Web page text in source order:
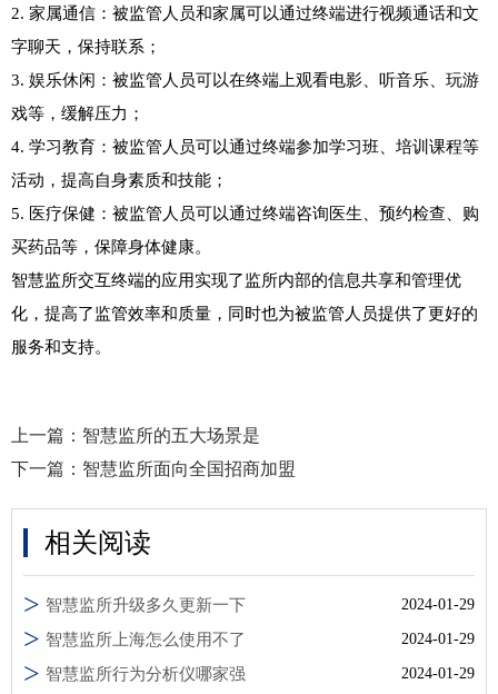
2. 家属通信：被监管人员和家属可以通过终端进行视频通话和文
字聊天，保持联系；
3. 娱乐休闲：被监管人员可以在终端上观看电影、听音乐、玩游
戏等，缓解压力；
4. 学习教育：被监管人员可以通过终端参加学习班、培训课程等
活动，提高自身素质和技能；
5. 医疗保健：被监管人员可以通过终端咨询医生、预约检查、购
买药品等，保障身体健康。
智慧监所交互终端的应用实现了监所内部的信息共享和管理优
化，提高了监管效率和质量，同时也为被监管人员提供了更好的
服务和支持。
上一篇： 智慧监所的五大场景是
下一篇： 智慧监所面向全国招商加盟
相关阅读
智慧监所升级多久更新一下 2024-01-29
智慧监所上海怎么使用不了 2024-01-29
智慧监所行为分析仪哪家强 2024-01-29